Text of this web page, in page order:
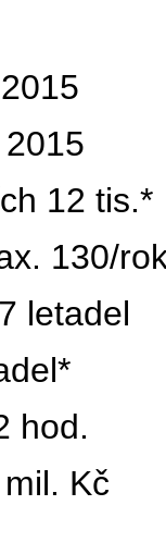
12 tis.*
130/
letadel
hod.
Kč